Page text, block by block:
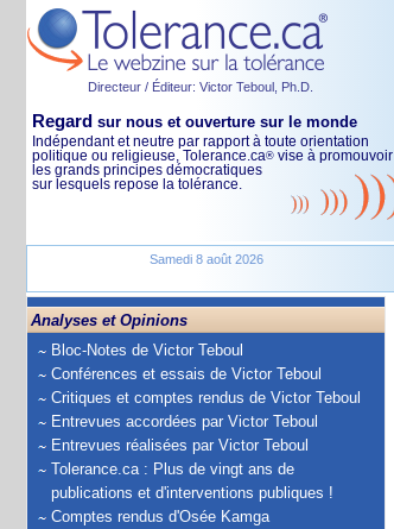
Directeur / Éditeur: Victor Teboul, Ph.D.
Regard sur nous et ouverture sur le monde
Indépendant et neutre par rapport à toute orientation
politique ou religieuse, Tolerance.ca® vise à promouvoir
les grands principes démocratiques
sur lesquels repose la tolérance.
Samedi 8 août 2026
Analyses et Opinions
Bloc-Notes de Victor Teboul
Conférences et essais de Victor Teboul
Critiques et comptes rendus de Victor Teboul
Entrevues accordées par Victor Teboul
Entrevues réalisées par Victor Teboul
Tolerance.ca : Plus de vingt ans de
publications et d'interventions publiques !
Comptes rendus d'Osée Kamga